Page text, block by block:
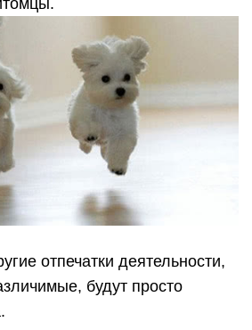
помощи шуруповёрта.
производить к ровной
от пыли и грязи. Все
для аккуратной стыковки